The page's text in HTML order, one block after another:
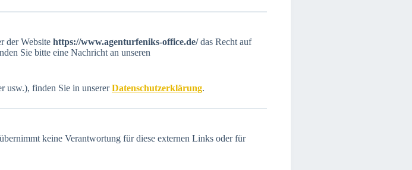
der Website https://www.agenturfeniks-office.de/das Recht auf
Sie bitte eine Nachricht an unseren
usw.), finden Sie in unsererDatenschutzerklärung.
keine Verantwortung für diese externen Links oder für